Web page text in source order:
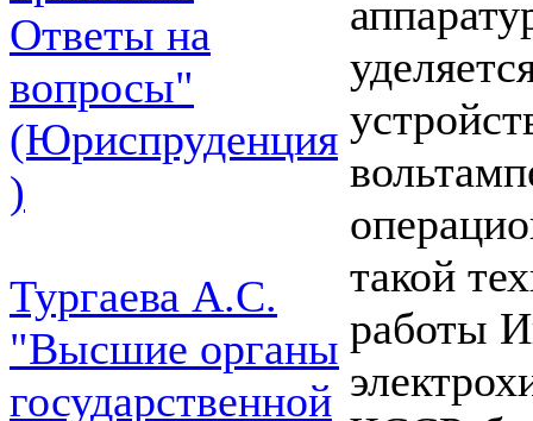
Ответы на
вопросы"
(Юриспруденция
)
Тургаева А.С.
"Высшие органы
государственной
такой
работы